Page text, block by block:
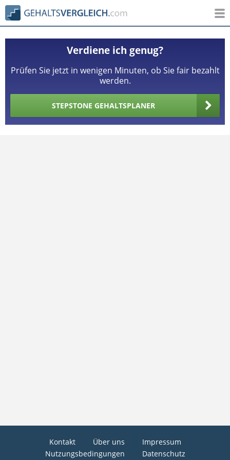
Verdiene ich genug?
Prüfen Sie jetzt in wenigen Minuten, ob Sie fair bezahlt
werden.
STEPSTONE GEHALTSPLANER
Kontakt Über uns
Impressum
Nutzungsbedingungen
Datenschutz